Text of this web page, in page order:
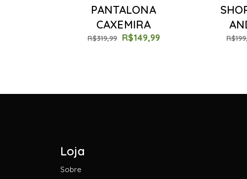
PANTALONA
CAXEMIRA
R$319,99 R$149,99 R$
Loja
Sobre